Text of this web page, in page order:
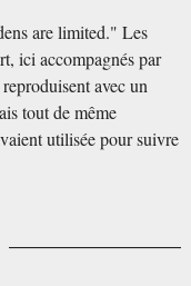
are limited." Les
ici accompagnés par
avec un
tout de même
utilisée pour suivre